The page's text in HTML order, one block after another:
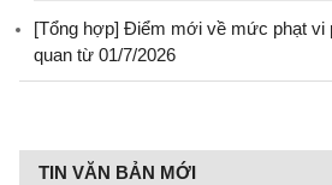
[Tổng hợp] Điểm mới về mức phạt vi
quan từ 01/7/2026
TIN VĂN BẢN MỚI